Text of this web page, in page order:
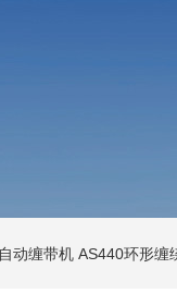
动缠带机 AS440环形缠